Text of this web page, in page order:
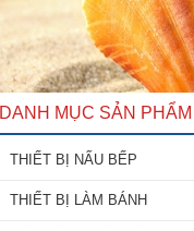
DANH MỤC SẢN PHẨM
THIẾT BỊ NẤU BẾP
THIẾT BỊ LÀM BÁNH